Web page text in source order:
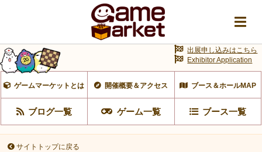
ゲームマーケットとは 開催概要＆アクセス ブース＆ホールMAP
ブログ一覧 ゲーム一覧 ブース一覧
出展申し込みはこちら
Exhibitor Application
サイトトップに戻る